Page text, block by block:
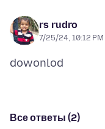
rs rudro
7/25/24, 10:12 PM
Все ответы (2)